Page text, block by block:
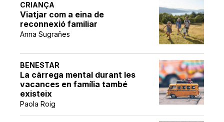
CRIANÇA
Viatjar com a eina de
reconnexió familiar
Anna Sugrañes
BENESTAR
La càrrega mental durant les
vacances en família també
existeix
Paola Roig